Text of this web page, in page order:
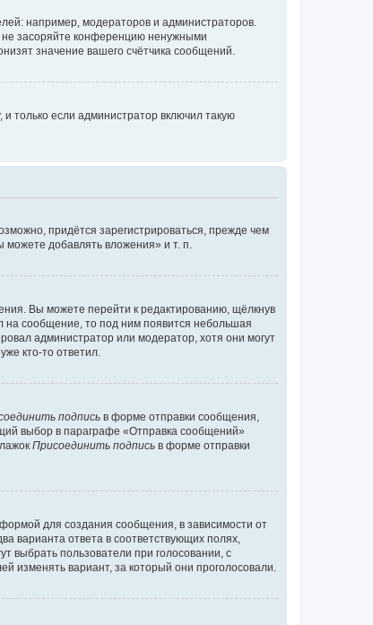
например, модераторов и администраторов.
засоряйте конференцию ненужными
значение вашего счётчика сообщений.
только если администратор включил такую
придётся зарегистрироваться, прежде чем
добавлять вложения» и т. п.
Вы можете перейти к редактированию, щёлкнув
на сообщение, то под ним появится небольшая
администратор или модератор, хотя они могут
кто-то ответил.
подпись в форме отправки сообщения,
выбор в параграфе «Отправка сообщений»
Присоединить подпись в форме отправки
для создания сообщения, в зависимости от
варианта ответа в соответствующих полях,
выбрать пользователи при голосовании, с
изменять вариант, за который они проголосовали.